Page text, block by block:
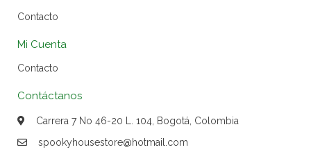
Contacto
Mi Cuenta
Contacto
Contáctanos
Carrera 7 No 46-20 L. 104, Bogotá, Colombia
spookyhousestore@hotmail.com